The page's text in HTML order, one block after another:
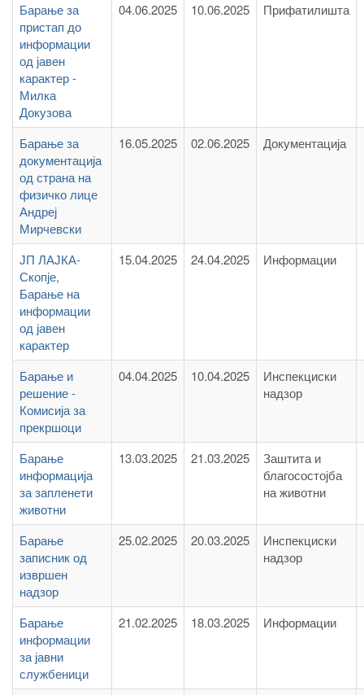
Барање за
пристап до
информации
од јавен
карактер -
Милка
Докузова
04.06.2025 10.06.2025 Прифатилишта
Барање за
документација
од страна на
физичко лице
Андреј
Мирчевски
16.05.2025 02.06.2025 Документација
ЈП ЛАЈКА-
Скопје,
Барање на
информации
од јавен
карактер
15.04.2025 24.04.2025 Информации
Барање и
решение -
Комисија за
прекршоци
04.04.2025 10.04.2025
Инспекциски
надзор
Барање
информација
за запленети
животни
13.03.2025 21.03.2025
Заштита и
благосостојба
на животни
Барање
записник од
извршен
надзор
25.02.2025 20.03.2025
Инспекциски
надзор
Барање
информации
за јавни
службеници
21.02.2025 18.03.2025 Информации